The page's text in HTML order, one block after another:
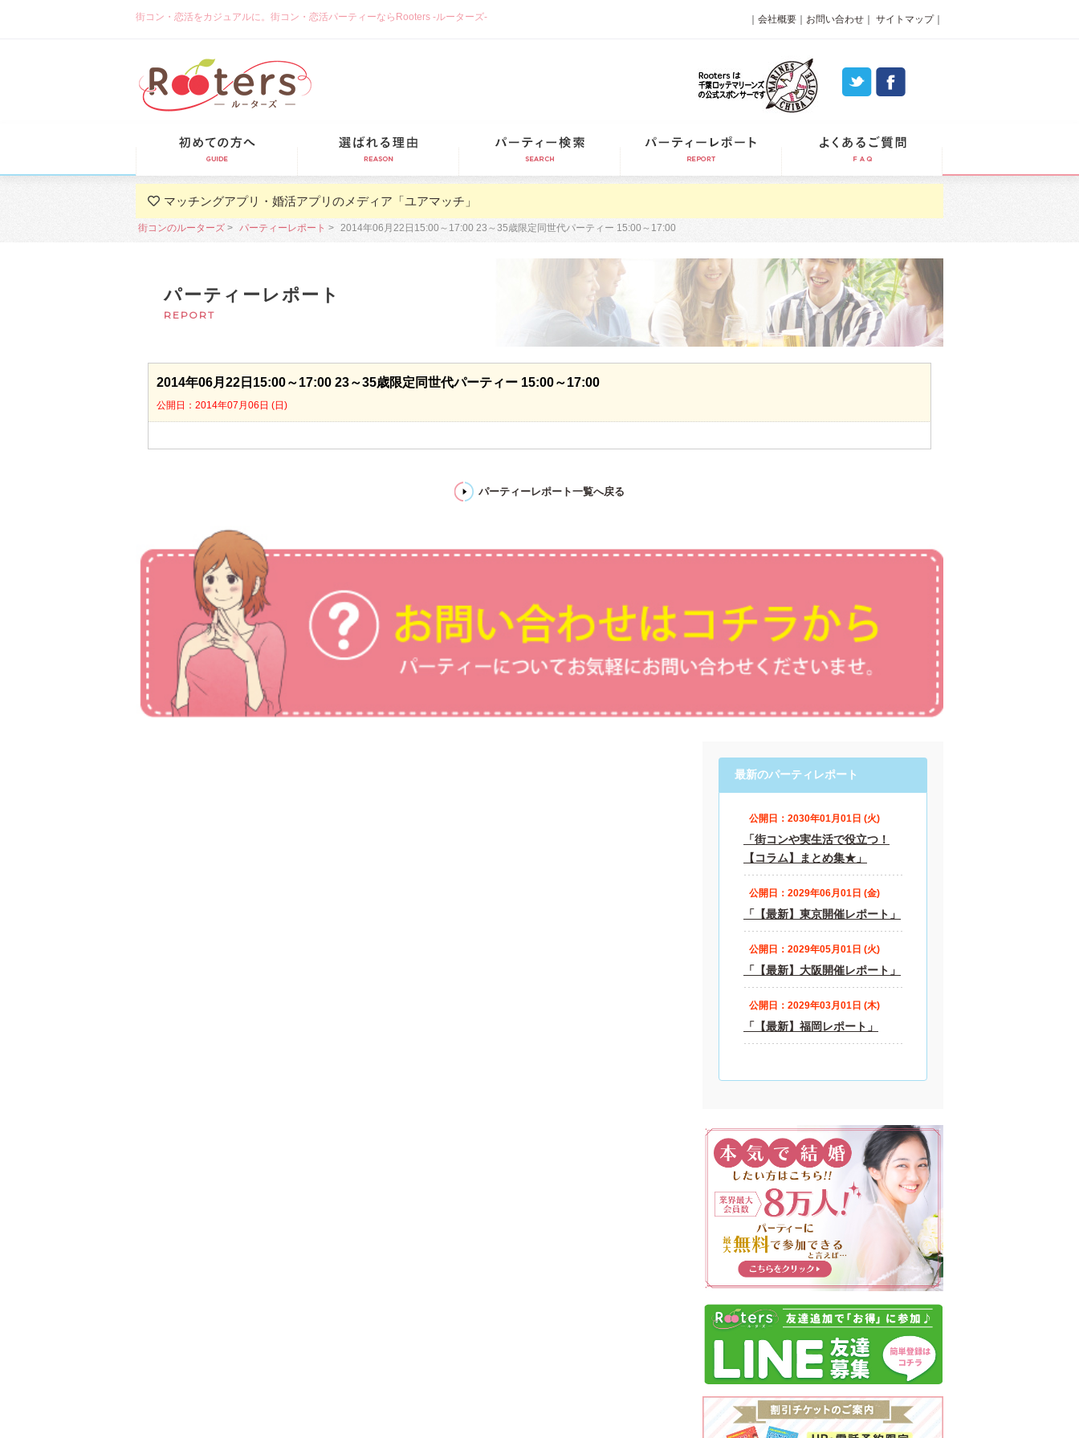
街コン・恋活をカジュアルに。街コン・恋活パーティーならRooters -ルーターズ- 会社概要 お問い合わせ サイトマップ｜
マッチングアプリ・婚活アプリのメディア「ユアマッチ」
街コンのルーターズ パーティーレポート 2014年06月22日15:00～17:00 23～35歳限定同世代パーティー 15:00～17:00
パーティーレポート
REPORT
2014年06月22日15:00～17:00 23～35歳限定同世代パーティー 15:00～17:00
公開日：2014年07月06日 (日)
パーティーレポート一覧へ戻る
最新のパーティレポート
公開日：2030年01月01日 (火)
「街コンや実生活で役立つ！
【コラム】まとめ集★」
公開日：2029年06月01日 (金)
「【最新】東京開催レポート」
公開日：2029年05月01日 (火)
「【最新】大阪開催レポート」
公開日：2029年03月01日 (木)
「【最新】福岡レポート」